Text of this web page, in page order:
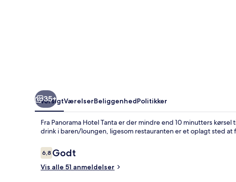
35+
OversigtVærelserBeliggenhedPolitikker
Fra Panorama Hotel Tanta er der mindre end 10 minutters
drink i baren/loungen, ligesom restauranten er et oplagt sted at
Anmeldelser
6,86,8 ud af 10.
Godt
Vis alle 51 anmeldelser